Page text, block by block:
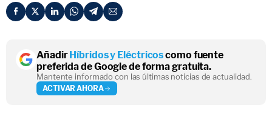
AñadirHíbridos y Eléctricoscomo fuente
preferida de Google de forma gratuita.
Mantente informado con las últimas noticias de actualidad.
ACTIVAR AHORA